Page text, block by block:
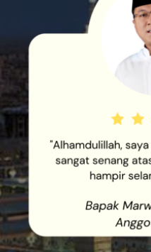
KELUARGA
MUNATOUR
12